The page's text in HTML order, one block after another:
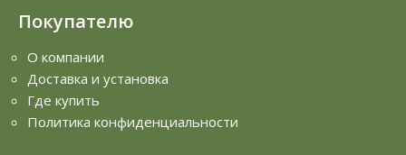
Покупателю
О компании
Доставка и установка
Где купить
Политика конфиденциальности